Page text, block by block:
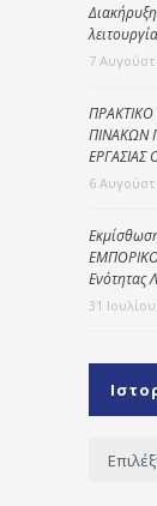
7
ΠΙΝΑΚΩΝ
6
Ενότητας
31